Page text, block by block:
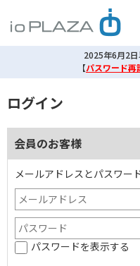
2025年6月2
【パスワード再
ログイン
会員のお客様
メールアドレスとパスワー
パスワードを表示する